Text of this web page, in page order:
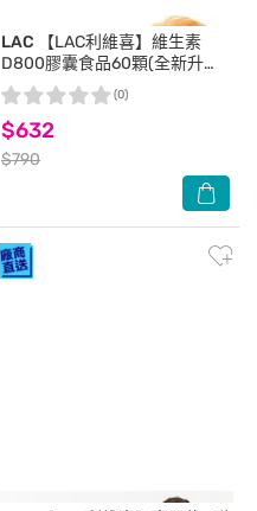
LAC 【LAC利維喜】維生素
D800膠囊食品60顆(全新升級/
維他命D3/保護力)
$632
$790
(0)